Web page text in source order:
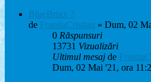
BlueBrixx ?
de FrantiaCristian » Dum, 02
0 Răspunsuri
13731 Vizualizări
Ultimul mesaj de
Dum, 02 Mai '21, ora